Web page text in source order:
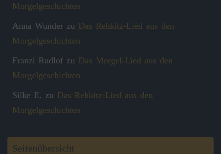
Morgelgeschichten
Anna Wunder zu Das Rehkitz-Lied aus den
Morgelgeschichten
Franzi Rudlof zu Das Morgel-Lied aus den
Morgelgeschichten
Silke E. zu Das Rehkitz-Lied aus den
Morgelgeschichten
Seitenübersicht